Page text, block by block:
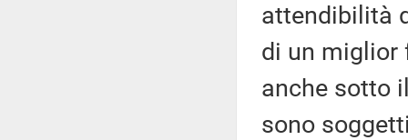
attendibilità
di un miglior
anche sotto
sono